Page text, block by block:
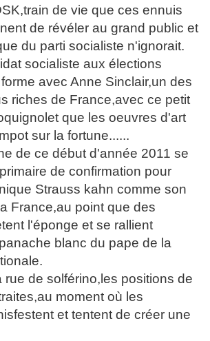
de vie que ces ennuis
de révéler au grand public et
du parti socialiste n'ignorait.
socialiste aux élections
avec Anne Sinclair,un des
riches de France,avec ce petit
que les oeuvres d'art
sur la fortune......
de ce début d'année 2011 se
de confirmation pour
Strauss kahn comme son
France,au point que des
l'éponge et se rallient
blanc du pape de la
rue de solférino,les positions de
moment où les
et tentent de créer une